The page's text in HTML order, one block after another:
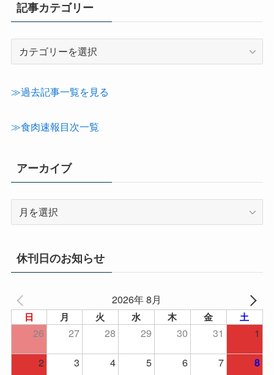
記事カテゴリー
テ
≫過去記事一覧を見る
≫食肉速報目次一覧
アーカイブ
イ
ブ
休刊日のお知らせ
2026年 8月
日 月 火 水 木 金 土
26 27 28 29 30 31
1
2
3 4 5 6 7 8